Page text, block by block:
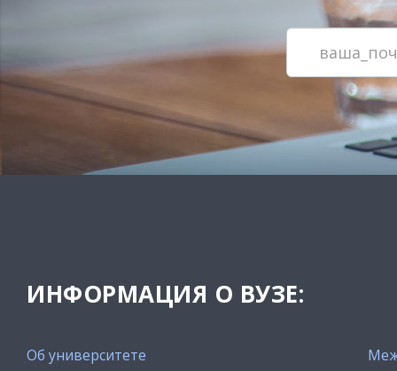
ИНФОРМАЦИЯ О ВУЗЕ:
Об университете